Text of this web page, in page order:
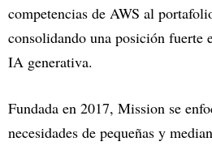
competencias de AWS al
consolidando una posición fuerte
IA generativa.
Fundada en 2017, Mission se
necesidades de pequeñas y